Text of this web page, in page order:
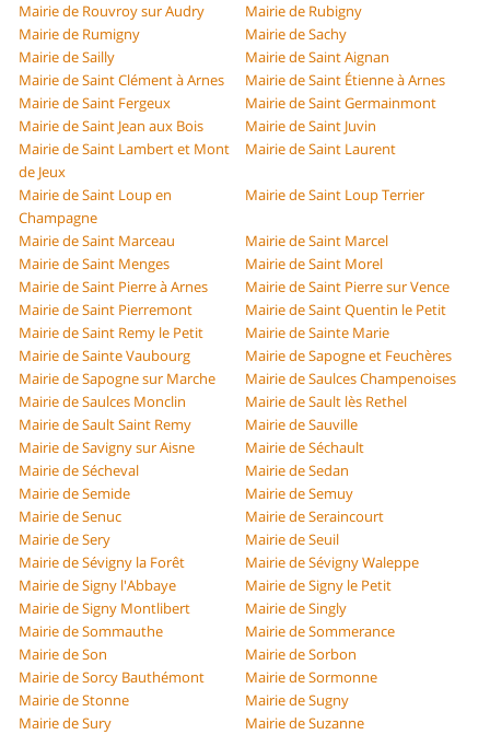
Mairie de Rouvroy sur Audry
Mairie de Rubigny
Mairie de Rumigny
Mairie de Sachy
Mairie de Sailly
Mairie de Saint Aignan
Mairie de Saint Clément à Arnes
Mairie de Saint Étienne à Arnes
Mairie de Saint Fergeux
Mairie de Saint Germainmont
Mairie de Saint Jean aux Bois
Mairie de Saint Juvin
Mairie de Saint Lambert et Mont
de Jeux
Mairie de Saint Laurent
Mairie de Saint Loup en
Champagne
Mairie de Saint Loup Terrier
Mairie de Saint Marceau
Mairie de Saint Marcel
Mairie de Saint Menges
Mairie de Saint Morel
Mairie de Saint Pierre à Arnes
Mairie de Saint Pierre sur Vence
Mairie de Saint Pierremont
Mairie de Saint Quentin le Petit
Mairie de Saint Remy le Petit
Mairie de Sainte Marie
Mairie de Sainte Vaubourg
Mairie de Sapogne et Feuchères
Mairie de Sapogne sur Marche
Mairie de Saulces Champenoises
Mairie de Saulces Monclin
Mairie de Sault lès Rethel
Mairie de Sault Saint Remy
Mairie de Sauville
Mairie de Savigny sur Aisne
Mairie de Séchault
Mairie de Sécheval
Mairie de Sedan
Mairie de Semide
Mairie de Semuy
Mairie de Senuc
Mairie de Seraincourt
Mairie de Sery
Mairie de Seuil
Mairie de Sévigny la Forêt
Mairie de Sévigny Waleppe
Mairie de Signy l'Abbaye
Mairie de Signy le Petit
Mairie de Signy Montlibert
Mairie de Singly
Mairie de Sommauthe
Mairie de Sommerance
Mairie de Son
Mairie de Sorbon
Mairie de Sorcy Bauthémont
Mairie de Sormonne
Mairie de Stonne
Mairie de Sugny
Mairie de Sury
Mairie de Suzanne